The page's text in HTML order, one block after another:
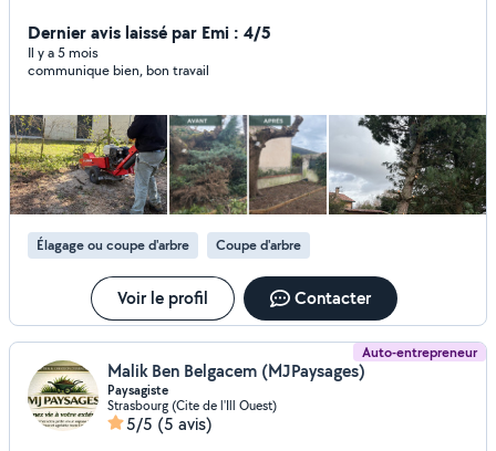
Dernier avis laissé par Emi : 4/5
Il y a 5 mois
communique bien, bon travail
Élagage ou coupe d'arbre Coupe d'arbre
Voir le profil Contacter
Auto-entrepreneur
Malik Ben Belgacem (MJPaysages)
Paysagiste
Strasbourg (Cite de l'Ill Ouest)
5/5 (5 avis)